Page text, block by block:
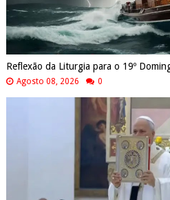
Reflexão da Liturgia para o 19º
Agosto 08, 2026 0